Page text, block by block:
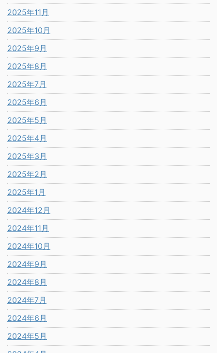
2025年11月
2025年10月
2025年9月
2025年8月
2025年7月
2025年6月
2025年5月
2025年4月
2025年3月
2025年2月
2025年1月
2024年12月
2024年11月
2024年10月
2024年9月
2024年8月
2024年7月
2024年6月
2024年5月